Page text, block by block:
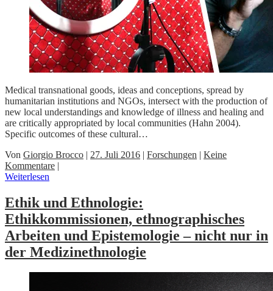
Medical transnational goods, ideas and conceptions, spread by
humanitarian institutions and NGOs, intersect with the production of
new local understandings and knowledge of illness and healing and
are critically appropriated by local communities (Hahn 2004).
Specific outcomes of these cultural…
Von Giorgio Brocco | 27. Juli 2016 | Forschungen | Keine
Kommentare |
Weiterlesen
Ethik und Ethnologie:
Ethikkommissionen, ethnographisches
Arbeiten und Epistemologie – nicht nur in
der Medizinethnologie